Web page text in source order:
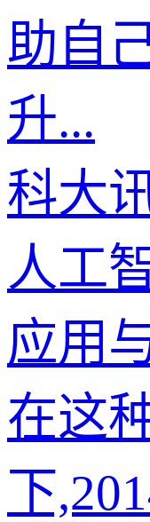
助自
升...
科大
人工
应用
在这
下